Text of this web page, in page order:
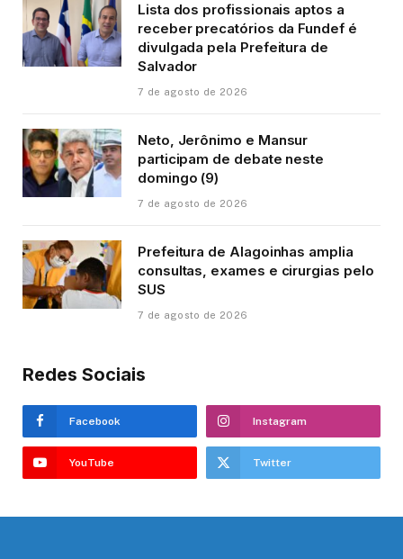
Lista dos profissionais aptos a
receber precatórios da Fundef é
divulgada pela Prefeitura de
Salvador
7 de agosto de 2026
Neto, Jerônimo e Mansur
participam de debate neste
domingo (9)
7 de agosto de 2026
Prefeitura de Alagoinhas amplia
consultas, exames e cirurgias pelo
SUS
7 de agosto de 2026
Redes Sociais
Facebook Instagram
YouTube Twitter